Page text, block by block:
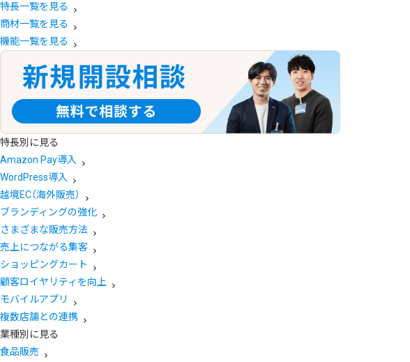
特長一覧を見る
商材一覧を見る
機能一覧を見る
特長別に見る
Amazon Pay導入
WordPress導入
越境EC（海外販売）
ブランディングの強化
さまざまな販売方法
売上につながる集客
ショッピングカート
顧客ロイヤリティを向上
モバイルアプリ
複数店舗との連携
業種別に見る
食品販売